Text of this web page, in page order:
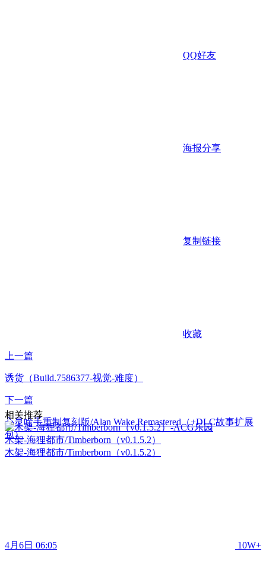
QQ好友
海报分享
复制链接
收藏
上一篇
诱货（Build.7586377-视觉-难度）
下一篇
心灵啥手重制复刻版/Alan Wake Remastered（+DLC故事扩展
包）
相关推荐
木架-海狸都市/Timberborn（v0.1.5.2）
木架-海狸都市/Timberborn（v0.1.5.2）
4月6日 06:05 10W+